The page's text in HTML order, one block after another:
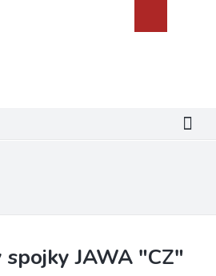
košík
JAWA "CZ"